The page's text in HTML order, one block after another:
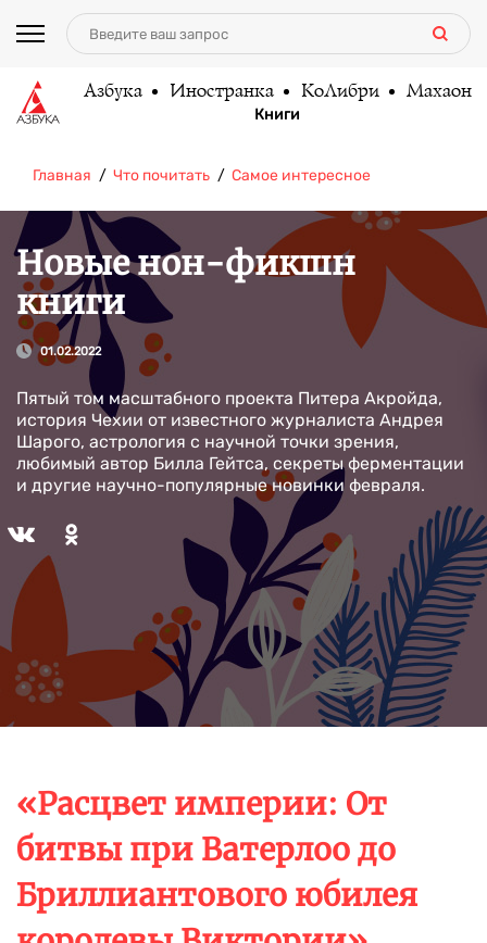
Азбука Иностранка КоЛибри Махаон
Книги
Главная Что почитать Самое интересное
Новые нон-фикшн
книги
01.02.2022
Пятый том масштабного проекта Питера Акройда,
история Чехии от известного журналиста Андрея
Шарого, астрология с научной точки зрения,
любимый автор Билла Гейтса, секреты ферментации
и другие научно-популярные новинки февраля.
«Расцвет империи: От
битвы при Ватерлоо до
Бриллиантового юбилея